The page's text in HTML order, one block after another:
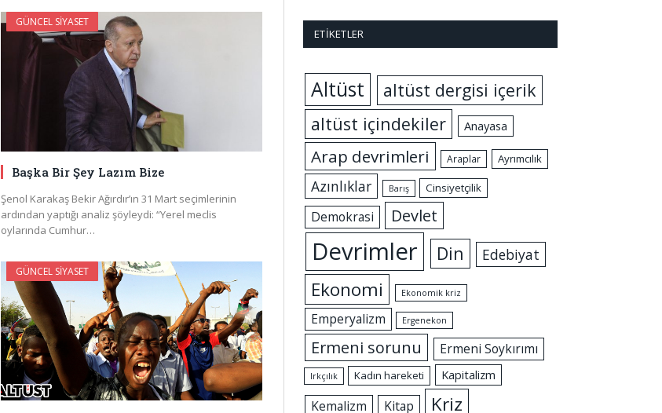
GÜNCEL SIYASET
Başka Bir Şey Lazım Bize
Şenol Karakaş Bekir Ağırdır’ın 31 Mart seçimlerinin
ardından yaptığı analiz şöyleydi: “Yerel meclis
oylarında Cumhur…
GÜNCEL SIYASET
ETIKETLER
Altüst
altüst dergisi içerik
altüst içindekiler
Anayasa
Arap devrimleri Araplar Ayrımcılık
Azınlıklar Barış Cinsiyetçilik
Demokrasi Devlet
Devrimler Din Edebiyat
Ekonomi Ekonomik kriz
Emperyalizm Ergenekon
Ermeni sorunu Ermeni Soykırımı
Irkçılık Kadın hareketi Kapitalizm
Kemalizm Kitap
Kriz